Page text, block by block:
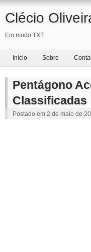
Clécio
Em modo TXT
Início Sobre
Pentágono
Classificadas
Postado em 2 de maio de